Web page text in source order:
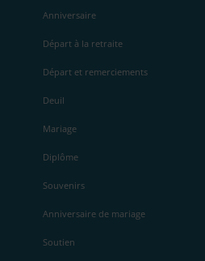
Anniversaire
Départ à la retraite
Départ et remerciements
Deuil
Mariage
Diplôme
Souvenirs
Anniversaire de mariage
Soutien